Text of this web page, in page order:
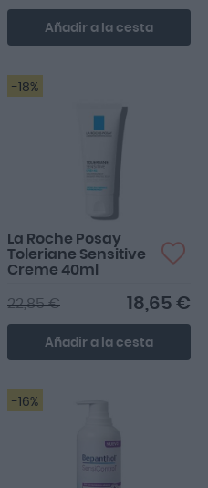
Añadir a la cesta
-18%
La Roche Posay
Toleriane Sensitive
Creme 40ml
18,65 €
22,85 €
Añadir a la cesta
-16%